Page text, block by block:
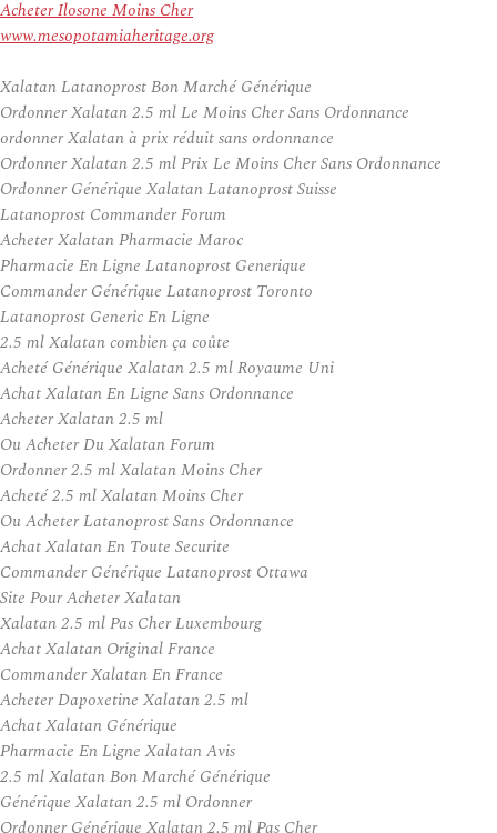
Acheter Ilosone Moins Cher
www.mesopotamiaheritage.org
Xalatan Latanoprost Bon Marché Générique
Ordonner Xalatan 2.5 ml Le Moins Cher Sans Ordonnance
ordonner Xalatan à prix réduit sans ordonnance
Ordonner Xalatan 2.5 ml Prix Le Moins Cher Sans Ordonnance
Ordonner Générique Xalatan Latanoprost Suisse
Latanoprost Commander Forum
Acheter Xalatan Pharmacie Maroc
Pharmacie En Ligne Latanoprost Generique
Commander Générique Latanoprost Toronto
Latanoprost Generic En Ligne
2.5 ml Xalatan combien ça coûte
Acheté Générique Xalatan 2.5 ml Royaume Uni
Achat Xalatan En Ligne Sans Ordonnance
Acheter Xalatan 2.5 ml
Ou Acheter Du Xalatan Forum
Ordonner 2.5 ml Xalatan Moins Cher
Acheté 2.5 ml Xalatan Moins Cher
Ou Acheter Latanoprost Sans Ordonnance
Achat Xalatan En Toute Securite
Commander Générique Latanoprost Ottawa
Site Pour Acheter Xalatan
Xalatan 2.5 ml Pas Cher Luxembourg
Achat Xalatan Original France
Commander Xalatan En France
Acheter Dapoxetine Xalatan 2.5 ml
Achat Xalatan Générique
Pharmacie En Ligne Xalatan Avis
2.5 ml Xalatan Bon Marché Générique
Générique Xalatan 2.5 ml Ordonner